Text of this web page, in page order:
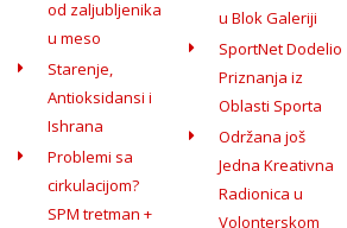
od zaljubljenika
u meso
Starenje,
Antioksidansi i
Ishrana
Problemi sa
cirkulacijom?
SPM tretman +
u Blok Galeriji
SportNet Dodelio
Priznanja iz
Oblasti Sporta
Održana još
Jedna Kreativna
Radionica u
Volonterskom